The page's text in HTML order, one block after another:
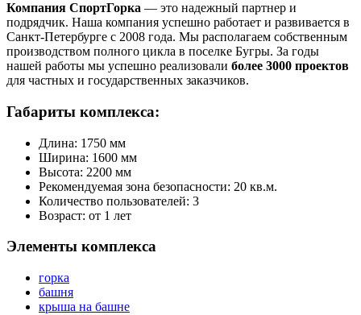
Компания СпортГорка — это надежный партнер и
подрядчик. Наша компания успешно работает и развивается в
Санкт-Петербурге с 2008 года. Мы располагаем собственным
производством полного цикла в поселке Бугры. За годы
нашей работы мы успешно реализовали более 3000 проектов
для частных и государственных заказчиков.
Габариты комплекса:
Длина: 1750 мм
Ширина: 1600 мм
Высота: 2200 мм
Рекомендуемая зона безопасности: 20 кв.м.
Количество пользователей: 3
Возраст: от 1 лет
Элементы комплекса
горка
башня
крыша на башне